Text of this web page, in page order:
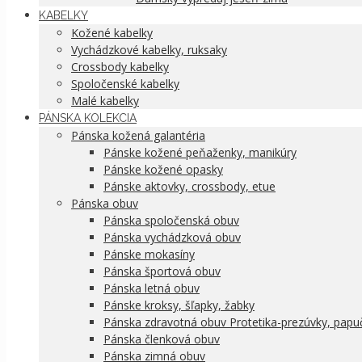
KABELKY
Kožené kabelky
Vychádzkové kabelky, ruksaky
Crossbody kabelky
Spoločenské kabelky
Malé kabelky
PÁNSKA KOLEKCIA
Pánska kožená galantéria
Pánske kožené peňaženky, manikúry
Pánske kožené opasky
Pánske aktovky, crossbody, etue
Pánska obuv
Pánska spoločenská obuv
Pánska vychádzková obuv
Pánske mokasíny
Pánska športová obuv
Pánska letná obuv
Pánske kroksy, šľapky, žabky
Pánska zdravotná obuv Protetika-prezúvky,
Pánska členková obuv
Pánska zimná obuv